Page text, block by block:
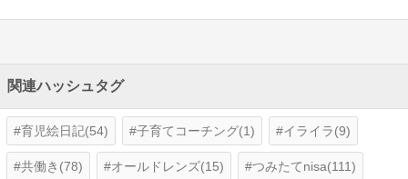
関連ハッシュタグ
育児絵日記(54) 子育てコーチング(1) イライラ(9)
共働き(78) オールドレンズ(15) つみたてnisa(111)